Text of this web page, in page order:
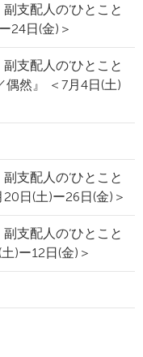
支配人の‘ひとこと
24日(金)＞
支配人の‘ひとこと
然』 ＜7月4日(土)
支配人の‘ひとこと
日(土)ー26日(金)＞
支配人の‘ひとこと
)ー12日(金)＞